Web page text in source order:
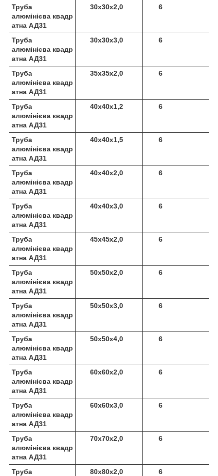
Труба
алюмінієва квадр
атна АД31
30х30х2,0 6
Труба
алюмінієва квадр
атна АД31
30х30х3,0 6
Труба
алюмінієва квадр
атна АД31
35х35х2,0 6
Труба
алюмінієва квадр
атна АД31
40х40х1,2 6
Труба
алюмінієва квадр
атна АД31
40х40х1,5 6
Труба
алюмінієва квадр
атна АД31
40х40х2,0 6
Труба
алюмінієва квадр
атна АД31
40х40х3,0 6
Труба
алюмінієва квадр
атна АД31
45х45х2,0 6
Труба
алюмінієва квадр
атна АД31
50х50х2,0 6
Труба
алюмінієва квадр
атна АД31
50х50х3,0 6
Труба
алюмінієва квадр
атна АД31
50х50х4,0 6
Труба
алюмінієва квадр
атна АД31
60х60х2,0 6
Труба
алюмінієва квадр
атна АД31
60х60х3,0 6
Труба
алюмінієва квадр
атна АД31
70х70х2,0 6
Труба
80х80х2,0 6